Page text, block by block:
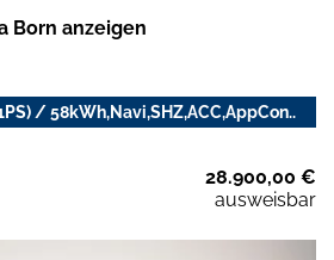
Born anzeigen
/ 58kWh,Navi,SHZ,ACC,AppCon..
28.900,00 €
ausweisbar